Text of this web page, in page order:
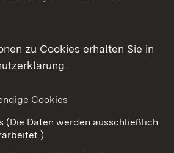
zu Cookies erhalten Sie in
.
Cookies
(Die Daten werden ausschließlich